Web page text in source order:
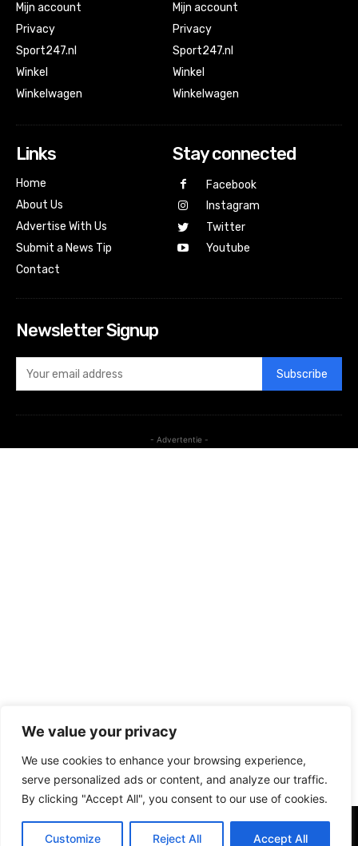
We value your privacy
We use cookies to enhance your browsing experience,
serve personalized ads or content, and analyze our traffic.
By clicking "Accept All", you consent to our use of cookies.
Customize Reject All Accept All
Mijn account
Privacy
Sport247.nl
Winkel
Winkelwagen
Mijn account
Privacy
Sport247.nl
Winkel
Winkelwagen
Links
Home
About Us
Advertise With Us
Submit a News Tip
Contact
Stay connected
Facebook
Instagram
Twitter
Youtube
Newsletter Signup
Subscribe
- Advertentie -